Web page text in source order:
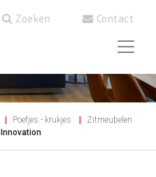
Zoeken Contact
Poefjes - krukjes
Zitmeubelen
Innovation